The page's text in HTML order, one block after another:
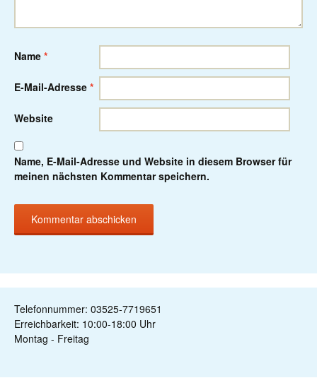
Name *
E-Mail-Adresse *
Website
Name, E-Mail-Adresse und Website in diesem Browser für
meinen nächsten Kommentar speichern.
Telefonnummer: 03525-7719651
Erreichbarkeit: 10:00-18:00 Uhr
Montag - Freitag